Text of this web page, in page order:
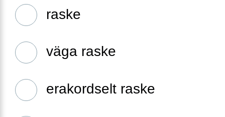
raske
väga raske
erakordselt raske